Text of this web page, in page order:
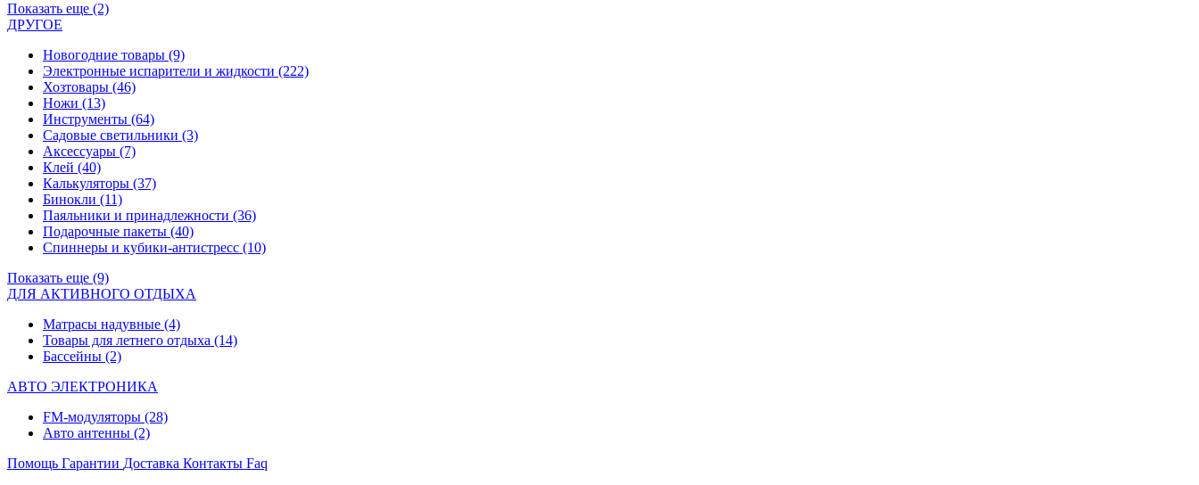
Показать еще (2)
ДРУГОЕ
Новогодние товары (9)
Электронные испарители и жидкости (222)
Хозтовары (46)
Ножи (13)
Инструменты (64)
Садовые светильники (3)
Аксессуары (7)
Клей (40)
Калькуляторы (37)
Бинокли (11)
Паяльники и принадлежности (36)
Подарочные пакеты (40)
Спиннеры и кубики-антистресс (10)
Показать еще (9)
ДЛЯ АКТИВНОГО ОТДЫХА
Матрасы надувные (4)
Товары для летнего отдыха (14)
Бассейны (2)
АВТО ЭЛЕКТРОНИКА
FM-модуляторы (28)
Авто антенны (2)
Помощь Гарантии Доставка Контакты Faq